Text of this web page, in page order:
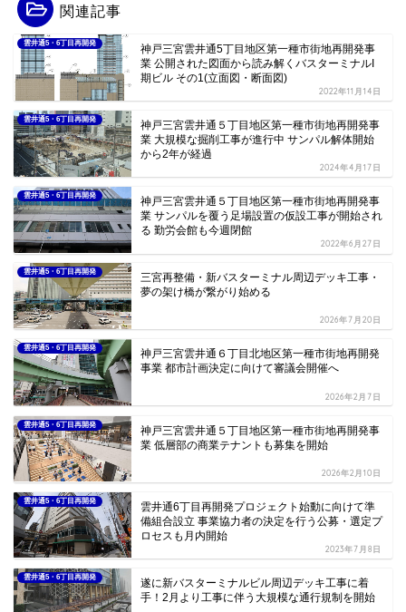
関連記事
雲井通5・6丁目再開発
神戸三宮雲井通5丁目地区第一種市街地再開発事
業 公開された図面から読み解くバスターミナルI
期ビル その1(立面図・断面図)
2022年11月14日
雲井通5・6丁目再開発
神戸三宮雲井通５丁目地区第一種市街地再開発事
業 大規模な掘削工事が進行中 サンパル解体開始
から2年が経過
2024年4月17日
雲井通5・6丁目再開発
神戸三宮雲井通５丁目地区第一種市街地再開発事
業 サンパルを覆う足場設置の仮設工事が開始され
る 勤労会館も今週閉館
2022年6月27日
雲井通5・6丁目再開発
三宮再整備・新バスターミナル周辺デッキ工事・
夢の架け橋が繋がり始める
2026年7月20日
雲井通5・6丁目再開発
神戸三宮雲井通６丁目北地区第一種市街地再開発
事業 都市計画決定に向けて審議会開催へ
2026年2月7日
雲井通5・6丁目再開発
神戸三宮雲井通５丁目地区第一種市街地再開発事
業 低層部の商業テナントも募集を開始
2026年2月10日
雲井通5・6丁目再開発
雲井通6丁目再開発プロジェクト始動に向けて準
備組合設立 事業協力者の決定を行う公募・選定プ
ロセスも月内開始
2023年7月8日
雲井通5・6丁目再開発
遂に新バスターミナルビル周辺デッキ工事に着
手！2月より工事に伴う大規模な通行規制を開始